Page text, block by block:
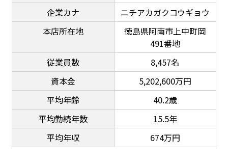
企業カナ
ニチアカガクコウギョウ
本店所在地
徳島県阿南市上中町岡
491番地
従業員数
8,457名
資本金
5,202,600万円
平均年齢
40.2歳
平均勤続年数
15.5年
平均年収
674万円